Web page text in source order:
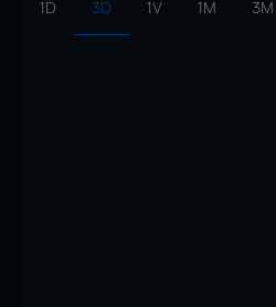
1D 3D 1V 1M 3M